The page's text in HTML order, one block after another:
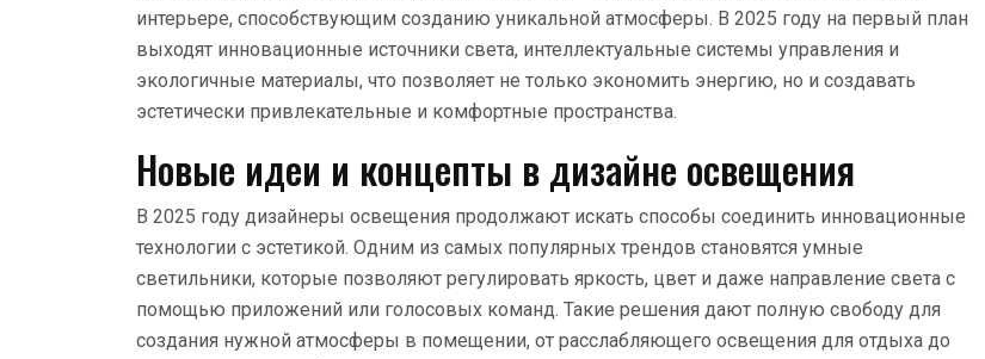
интерьере, способствующим созданию уникальной атмосферы. В 2025 году на первый план
выходят инновационные источники света, интеллектуальные системы управления и
экологичные материалы, что позволяет не только экономить энергию, но и создавать
эстетически привлекательные и комфортные пространства.
Новые идеи и концепты в дизайне освещения
В 2025 году дизайнеры освещения продолжают искать способы соединить инновационные
технологии с эстетикой. Одним из самых популярных трендов становятся умные
светильники, которые позволяют регулировать яркость, цвет и даже направление света с
помощью приложений или голосовых команд. Такие решения дают полную свободу для
создания нужной атмосферы в помещении, от расслабляющего освещения для отдыха до